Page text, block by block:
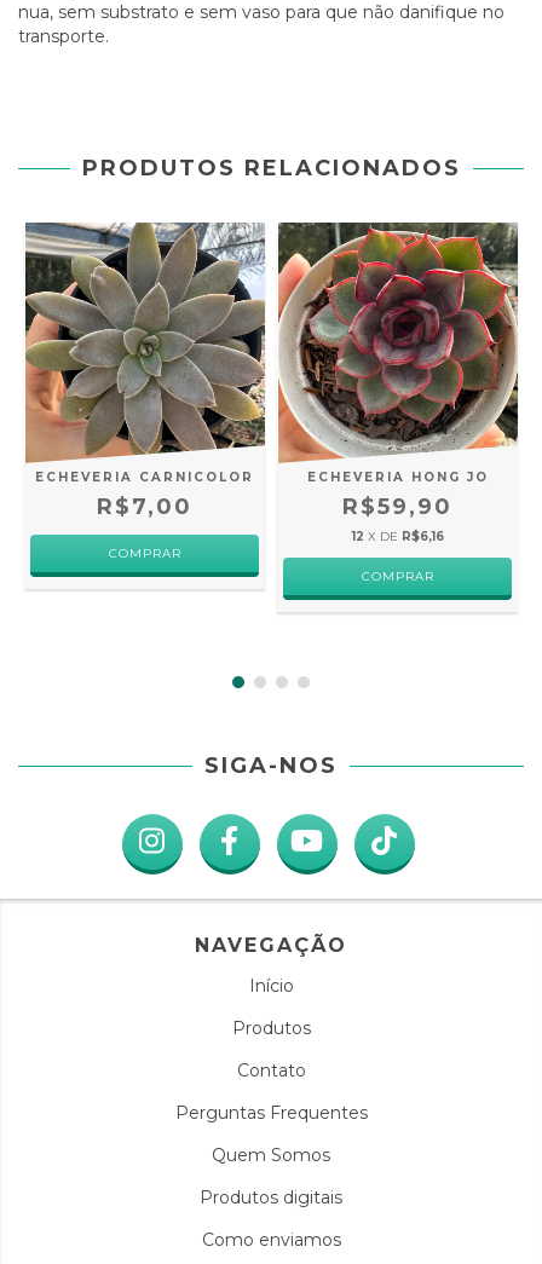
nua, sem substrato e sem vaso para que não danifique no
transporte.
PRODUTOS RELACIONADOS
ECHEVERIA CARNICOLOR
R$7,00
ECHEVERIA HONG JO
R$59,90
12 X DE R$6,16
SIGA-NOS
NAVEGAÇÃO
Início
Produtos
Contato
Perguntas Frequentes
Quem Somos
Produtos digitais
Como enviamos